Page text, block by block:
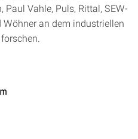
Vahle, Puls, Rittal, SEW-
an dem industriellen